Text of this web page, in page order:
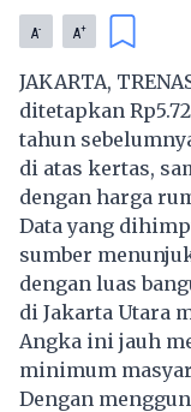
A- A+
JAKARTA,
ditetapkan
tahun
di atas kertas,
dengan harga
Data yang
sumber
dengan luas
di Jakarta Utara
Angka ini jauh
minimum
Dengan